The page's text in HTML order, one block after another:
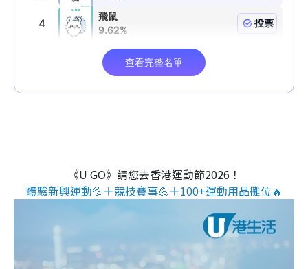
《U GO》請您去香港運動節2026！
體驗新興運動💦＋競技賽事💪＋100+運動用品攤位🔥